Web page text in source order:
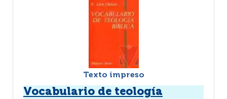
Texto impreso
Vocabulario de teología